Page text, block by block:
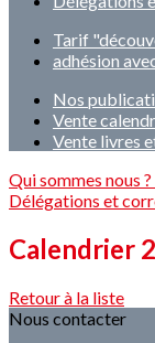
Tarif
adhésion
Nos
Vente
Vente livres
Qui sommes nous ?
Délégations et
Calendrier
Retour à la liste
Nous contacter